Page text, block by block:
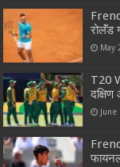
रोलॅंड
May
T20